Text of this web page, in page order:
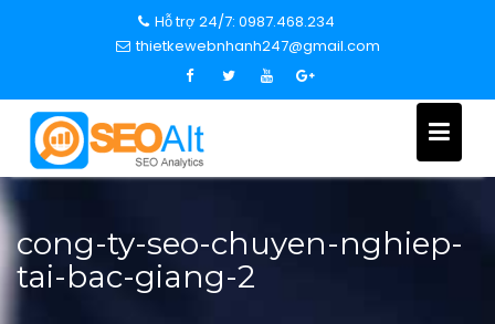
c
o
n
Hỗ trợ 24/7: 0987.468.234
thietkewebnhanh247@gmail.com
cong-ty-seo-chuyen-nghiep-
tai-bac-giang-2